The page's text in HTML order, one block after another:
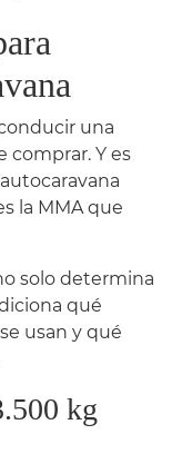
una
comprar. Y es
la MMA que
solo determina
qué
usan y qué
kg